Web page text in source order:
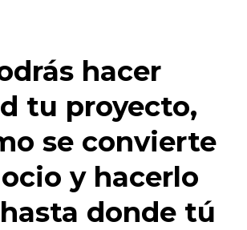
hacer
tu proyecto,
se convierte
y hacerlo
donde tú